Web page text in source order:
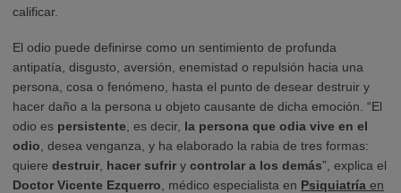
calificar.
El odio puede definirse como un sentimiento de profunda
antipatía, disgusto, aversión, enemistad o repulsión hacia una
persona, cosa o fenómeno, hasta el punto de desear destruir y
hacer daño a la persona u objeto causante de dicha emoción. “El
odio es persistente , es decir, la persona que odia vive en el
odio , desea venganza, y ha elaborado la rabia de tres formas:
quiere destruir hacer sufrir y controlar a los demás”, explica el
Doctor Vicente Ezquerro , médico especialista en Psiquiatría en